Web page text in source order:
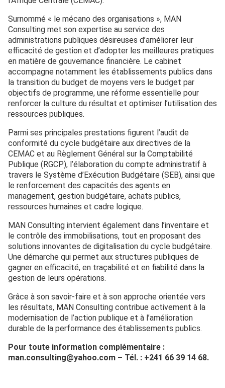
Surnommé « le mécano des organisations », MAN
Consulting met son expertise au service des
administrations publiques désireuses d’améliorer leur
efficacité de gestion et d’adopter les meilleures pratiques
en matière de gouvernance financière. Le cabinet
accompagne notamment les établissements publics dans
la transition du budget de moyens vers le budget par
objectifs de programme, une réforme essentielle pour
renforcer la culture du résultat et optimiser l’utilisation des
ressources publiques.
Parmi ses principales prestations figurent l’audit de
conformité du cycle budgétaire aux directives de la
CEMAC et au Règlement Général sur la Comptabilité
Publique (RGCP), l’élaboration du compte administratif à
travers le Système d’Exécution Budgétaire (SEB), ainsi que
le renforcement des capacités des agents en
management, gestion budgétaire, achats publics,
ressources humaines et cadre logique.
MAN Consulting intervient également dans l’inventaire et
le contrôle des immobilisations, tout en proposant des
solutions innovantes de digitalisation du cycle budgétaire.
Une démarche qui permet aux structures publiques de
gagner en efficacité, en traçabilité et en fiabilité dans la
gestion de leurs opérations.
Grâce à son savoir-faire et à son approche orientée vers
les résultats, MAN Consulting contribue activement à la
modernisation de l’action publique et à l’amélioration
durable de la performance des établissements publics.
Pour toute information complémentaire :
man.consulting@yahoo.com – Tél. : +241 66 39 14 68.